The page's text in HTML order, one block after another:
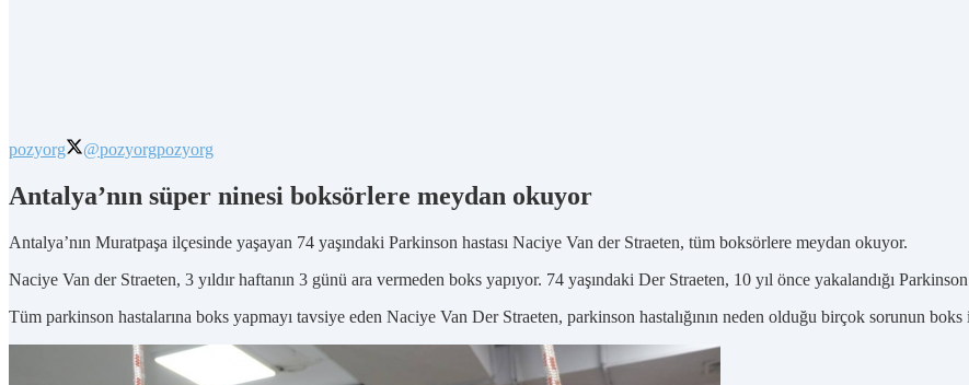
pozyorg @pozyorgpozyorg
Antalya’nın süper ninesi boksörlere meydan okuyor
Antalya’nın Muratpaşa ilçesinde yaşayan 74 yaşındaki Parkinson hastası Naciye Van der Straeten, tüm boksörlere meydan okuyor.
Naciye Van der Straeten, 3 yıldır haftanın 3 günü ara vermeden boks yapıyor. 74 yaşındaki Der Straeten, 10 yıl önce yakalandığı Parkinson
Tüm parkinson hastalarına boks yapmayı tavsiye eden Naciye Van Der Straeten, parkinson hastalığının neden olduğu birçok sorunun boks